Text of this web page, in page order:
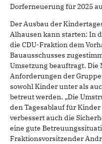
Dorferneuerung für 2025
Der Ausbau der
Alhausen kann starten: In
die CDU-Fraktion dem
Bauausschusses
Umsetzung beauftragt.
Anforderungen der
sowohl Kinder unter als
betreut werden. „Die
den Tagesablauf für
verbessert auch die
eine gute
Fraktionsvorsitzender